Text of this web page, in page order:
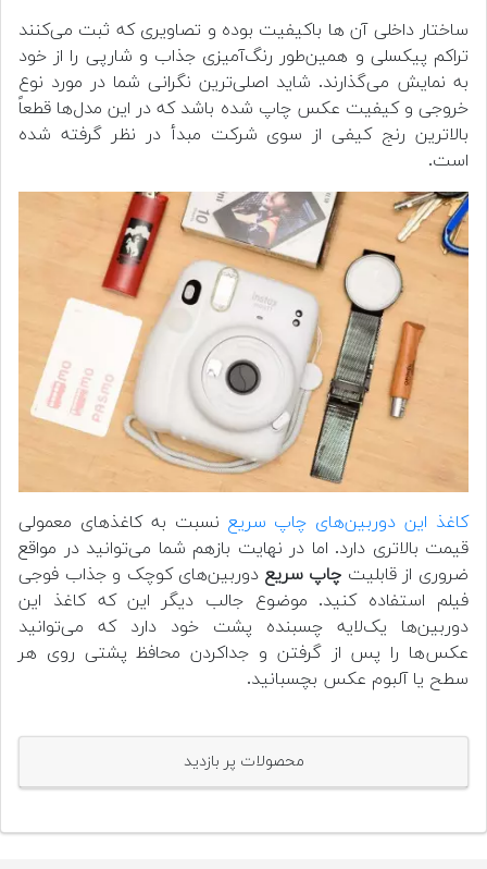
ساختار داخلی آن ها باکیفیت بوده و تصاویری که ثبت می‌کنند
تراکم پیکسلی و همین‌طور رنگ‌آمیزی جذاب و شارپی را از خود
به نمایش می‌گذارند. شاید اصلی‌ترین نگرانی شما در مورد نوع
خروجی و کیفیت عکس چاپ شده باشد که در این مدل‌ها قطعاً
بالاترین رنج کیفی از سوی شرکت مبدأ در نظر گرفته شده
است.
کاغذ این دوربین‌های چاپ سریع نسبت به کاغذهای معمولی
قیمت بالاتری دارد. اما در نهایت بازهم شما می‌توانید در مواقع
ضروری از قابلیت چاپ سریع دوربین‌های کوچک و جذاب فوجی
فیلم استفاده کنید. موضوع جالب دیگر این که کاغذ این
دوربین‌ها یک‌لایه چسبنده پشت خود دارد که می‌توانید
عکس‌ها را پس از گرفتن و جداکردن محافظ پشتی روی هر
سطح یا آلبوم عکس بچسبانید.
محصولات پر بازدید